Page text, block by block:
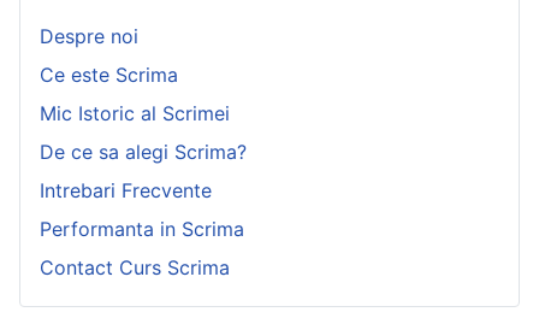
Despre noi
Ce este Scrima
Mic Istoric al Scrimei
De ce sa alegi Scrima?
Intrebari Frecvente
Performanta in Scrima
Contact Curs Scrima